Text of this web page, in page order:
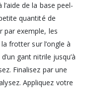
de la base peel-
quantité de
par exemple, les
frotter sur l’ongle à
gant nitrile jusqu’à
Finalisez par une
Appliquez votre